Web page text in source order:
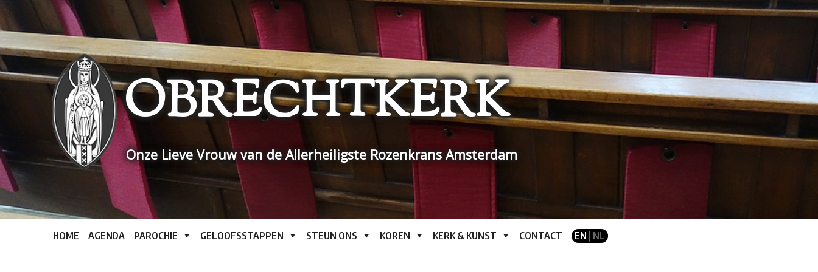
Skip
content
OBRECHTKERK
Onze Lieve Vrouw van de Allerheiligste Rozenkrans Amsterdam
HOME AGENDA PAROCHIE GELOOFSSTAPPEN STEUN ONS KOREN KERK & KUNST CONTACT EN | NL